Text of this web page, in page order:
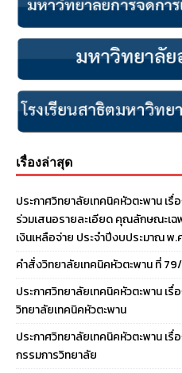
เรื่องล่าสุด
ประกาศวิทยาลัยเทคนิคหัวตะพาน เ
ร่วมเสนอรายละเอียด คุณลักษณะเ
เงินเหลือจ่าย ประจําปีงบประมาณ
คำสั่งวิทยาลัยเทคนิคหัวตะพาน ที่
ประกาศวิทยาลัยเทคนิคหัวตะพาน เ
วิทยาลัยเทคนิคหัวตะพาน
ประกาศวิทยาลัยเทคนิคหัวตะพาน เ
กรรมการวิทยาลัย